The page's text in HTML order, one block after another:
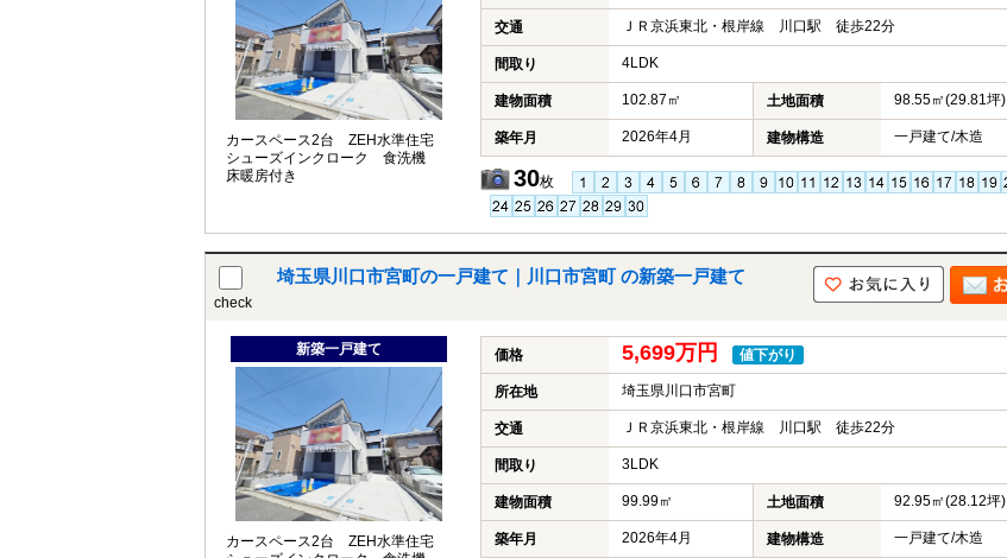
カースペース2台 ZEH水準住宅
シューズインクローク 食洗機
床暖房付き
交通 ＪＲ京浜東北・根岸線 川口駅 徒歩22分
間取り 4LDK
建物面積 102.87㎡ 土地面積 98.55㎡(29.81坪)
築年月 2026年4月 建物構造 一戸建て/木造
30枚
check
埼玉県川口市宮町の一戸建て｜川口市宮町 の新築一戸建て
新築一戸建て
カースペース2台 ZEH水準住宅
価格 5,699万円 値下がり
所在地 埼玉県川口市宮町
交通 ＪＲ京浜東北・根岸線 川口駅 徒歩22分
間取り 3LDK
建物面積 99.99㎡ 土地面積 92.95㎡(28.12坪)
築年月 2026年4月 建物構造 一戸建て/木造